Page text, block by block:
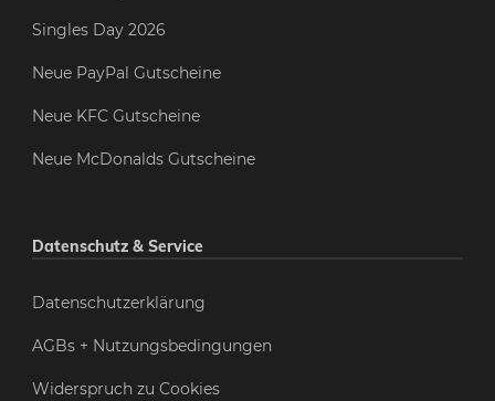
Singles Day 2026
Neue PayPal Gutscheine
Neue KFC Gutscheine
Neue McDonalds Gutscheine
Datenschutz & Service
Datenschutzerklärung
AGBs + Nutzungsbedingungen
Widerspruch zu Cookies